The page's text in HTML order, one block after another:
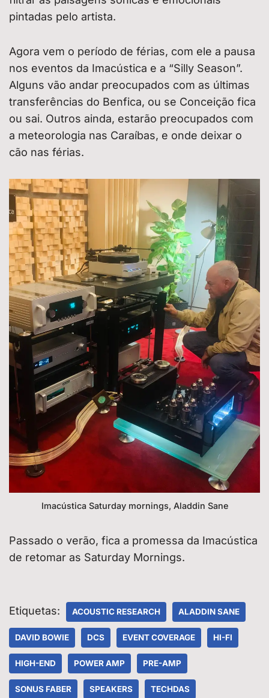
pintadas pelo artista.
Agora vem o período de férias, com ele a pausa
nos eventos da Imacústica e a “Silly Season”.
Alguns vão andar preocupados com as últimas
transferências do Benfica, ou se Conceição fica
ou sai. Outros ainda, estarão preocupados com
a meteorologia nas Caraíbas, e onde deixar o
cão nas férias.
Imacústica Saturday mornings, Aladdin Sane
Passado o verão, fica a promessa da Imacústica
de retomar as Saturday Mornings.
Etiquetas: ACOUSTIC RESEARCH ALADDIN SANE
DAVID BOWIE DCS EVENT COVERAGE HI-FI
HIGH-END POWER AMP PRE-AMP
SONUS FABER SPEAKERS TECHDAS